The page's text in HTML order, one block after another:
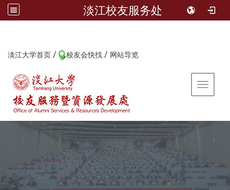
淡江校友服务处
淡江大学首页 / 校友会快找 / 网站导览
Toggle